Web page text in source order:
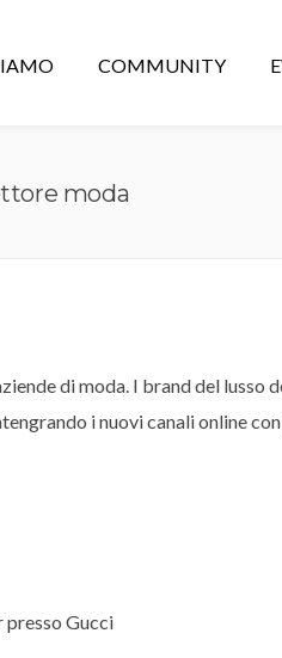
COMMUNITY
moda
di moda. I brand del
i nuovi canali online
Gucci